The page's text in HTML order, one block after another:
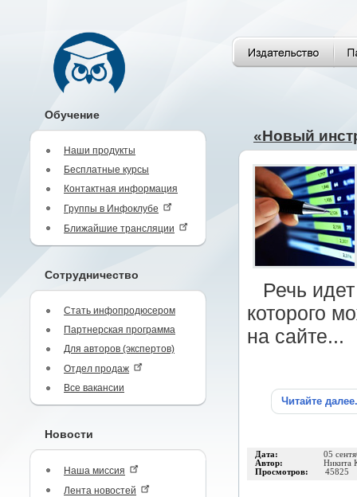
Обучение
Наши продукты
Бесплатные курсы
Контактная информация
Группы в Инфоклубе
Ближайшие трансляции
Сотрудничество
Стать инфопродюсером
Партнерская программа
Для авторов (экспертов)
Отдел продаж
Все вакансии
Новости
Наша миссия
Лента новостей
«Новый
Речь
которого
на сайте...
Читайте
Дата: 05
Автор: Никита
Просмотров: 45825